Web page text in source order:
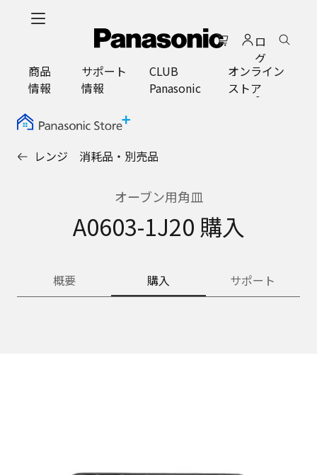
ロ
グ
イ
ン
商品
情報
サポート
情報
CLUB
Panasonic
オンライン
ストア
レンジ 消耗品・別売品
オーブン用角皿
A0603-1J20 購入
概要 購入 サポート